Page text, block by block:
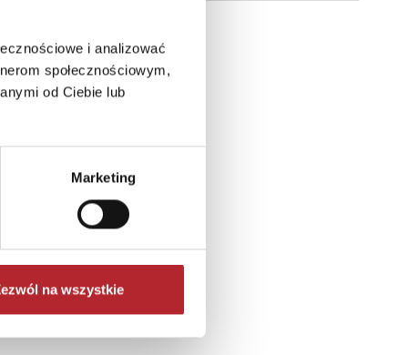
i analizować
społecznościowym,
od Ciebie lub
Marketing
na wszystkie